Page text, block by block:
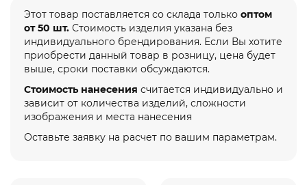
Этот товар поставляется со склада только оптом
от 50 шт. Стоимость изделия указана без
индивидуального брендирования. Если Вы хотите
приобрести данный товар в розницу, цена будет
выше, сроки поставки обсуждаются.
Стоимость нанесения считается индивидуально и
зависит от количества изделий, сложности
изображения и места нанесения
Оставьте заявку на расчет по вашим параметрам.